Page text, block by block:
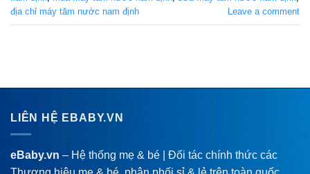
địa chỉ máy tăm nước nam định
Leave a comment
LIÊN HỆ EBABY.VN
eBaby.vn – Hệ thống mẹ & bé | Đối tác chính thức các